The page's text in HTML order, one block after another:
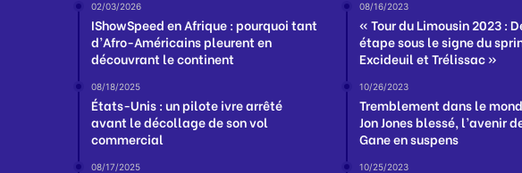
02/03/2026
IShowSpeed en Afrique : pourquoi tant
d’Afro-Américains pleurent en
découvrant le continent
08/18/2025
États-Unis : un pilote ivre arrêté
avant le décollage de son vol
commercial
08/17/2025
08/16/2023
« Tour du Limousin 2023 :
étape sous le signe du
Excideuil et Trélissac »
10/26/2023
Tremblement dans le
Jon Jones blessé, l’avenir
Gane en suspens
10/25/2023